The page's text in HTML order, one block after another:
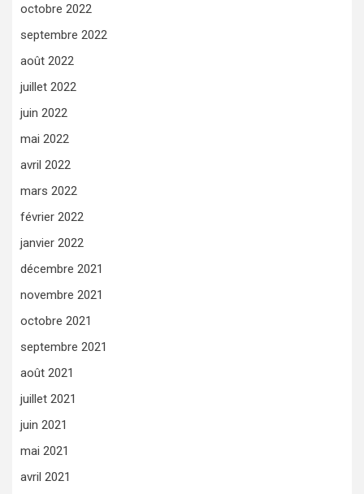
octobre 2022
septembre 2022
août 2022
juillet 2022
juin 2022
mai 2022
avril 2022
mars 2022
février 2022
janvier 2022
décembre 2021
novembre 2021
octobre 2021
septembre 2021
août 2021
juillet 2021
juin 2021
mai 2021
avril 2021